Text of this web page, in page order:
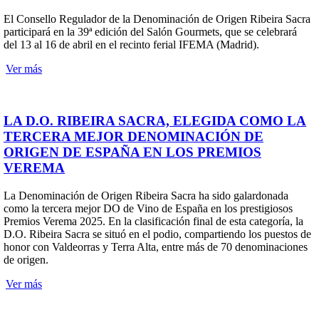
El Consello Regulador de la Denominación de Origen Ribeira Sacra
participará en la 39ª edición del Salón Gourmets, que se celebrará
del 13 al 16 de abril en el recinto ferial IFEMA (Madrid).
Ver más
LA D.O. RIBEIRA SACRA, ELEGIDA COMO LA
TERCERA MEJOR DENOMINACIÓN DE
ORIGEN DE ESPAÑA EN LOS PREMIOS
VEREMA
La Denominación de Origen Ribeira Sacra ha sido galardonada
como la tercera mejor DO de Vino de España en los prestigiosos
Premios Verema 2025. En la clasificación final de esta categoría, la
D.O. Ribeira Sacra se situó en el podio, compartiendo los puestos de
honor con Valdeorras y Terra Alta, entre más de 70 denominaciones
de origen.
Ver más